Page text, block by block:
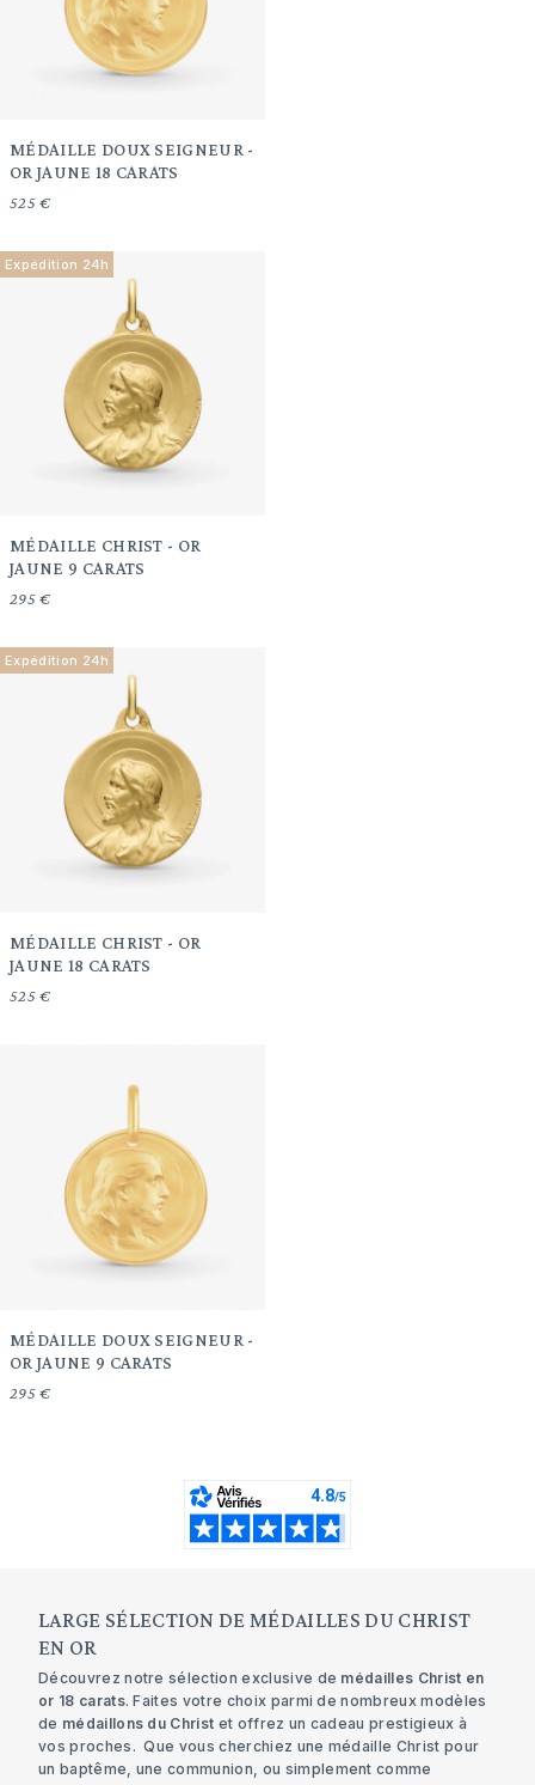
MÉDAILLE DOUX SEIGNEUR -
OR JAUNE 18 CARATS
525 €
Expédition 24h
MÉDAILLE CHRIST - OR
JAUNE 9 CARATS
295 €
Expédition 24h
MÉDAILLE CHRIST - OR
JAUNE 18 CARATS
525 €
MÉDAILLE DOUX SEIGNEUR -
OR JAUNE 9 CARATS
295 €
LARGE SÉLECTION DE MÉDAILLES DU CHRIST
EN OR
Découvrez notre sélection exclusive de médailles Christ en
or 18 carats. Faites votre choix parmi de nombreux modèles
de médaillons du Christ et offrez un cadeau prestigieux à
vos proches. Que vous cherchiez une médaille Christ pour
un baptême, une communion, ou simplement comme